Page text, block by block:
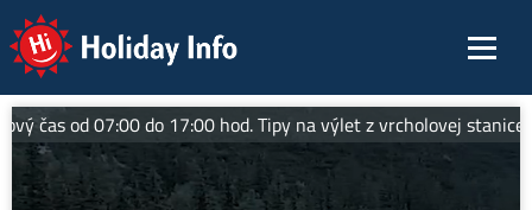
Holiday Info
čas od 07:00 do 17:00 hod. Tipy na výlet z vrcholovej